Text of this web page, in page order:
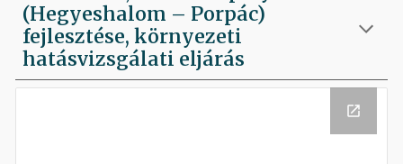
(Hegyeshalom – Porpác)
fejlesztése, környezeti
hatásvizsgálati eljárás